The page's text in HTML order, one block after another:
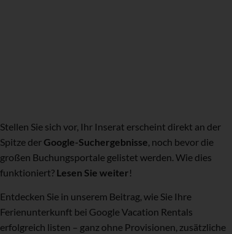
Stellen Sie sich vor, Ihr Inserat erscheint direkt an der
Spitze der Google-Suchergebnisse , noch bevor die
großen Buchungsportale gelistet werden. Wie dies
funktioniert? Lesen Sie weiter!
Entdecken Sie in unserem Beitrag, wie Sie Ihre
Ferienunterkunft bei Google Vacation Rentals
erfolgreich listen – ganz ohne Provisionen, zusätzliche